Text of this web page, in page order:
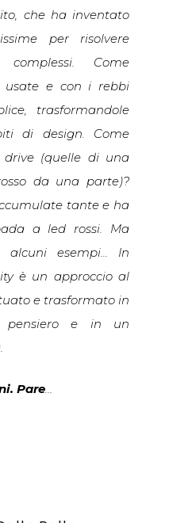
che ha inventato
per risolvere
Come
usate e con i rebbi
trasformandole
di design. Come
(quelle di una
da una parte)?
tante e ha
a led rossi. Ma
alcuni esempi… In
è un approccio al
e trasformato in
pensiero e in un
Pare…